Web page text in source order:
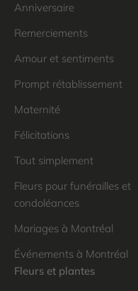
Anniversaire
Remerciements
Amour et sentiments
Prompt rétablissement
Maternité
Félicitations
Tout simplement
Fleurs pour funérailles et
condoléances
Mariages à Montréal
Événements à Montréal
Fleurs et plantes